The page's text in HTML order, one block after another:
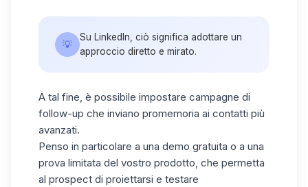
💡
Su LinkedIn, ciò significa adottare un
approccio diretto e mirato.
A tal fine, è possibile impostare campagne di
follow-up che inviano promemoria ai contatti più
avanzati.
Penso in particolare a una demo gratuita o a una
prova limitata del vostro prodotto, che permetta
al prospect di proiettarsi e testare